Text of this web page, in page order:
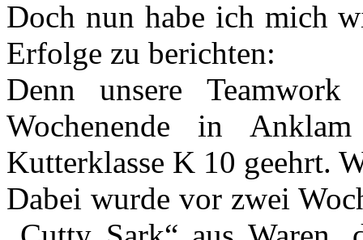
Doch nun habe ich mich
Erfolge zu berichten:
Denn unsere
Wochenende in
Kutterklasse K 10 geehrt.
Dabei wurde vor zwei